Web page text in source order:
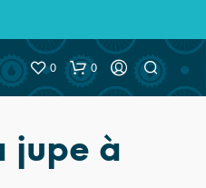
0 0
jupe à